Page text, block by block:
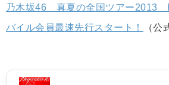
乃木坂46 真夏の全国ツアー2013
バイル会員最速先行スタート！
（公